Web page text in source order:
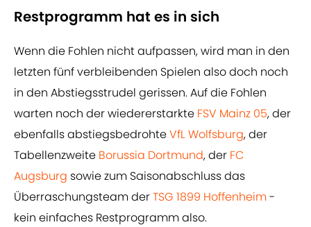
Restprogramm hat es in sich
Wenn die Fohlen nicht aufpassen, wird man in den
letzten fünf verbleibenden Spielen also doch noch
in den Abstiegsstrudel gerissen. Auf die Fohlen
warten noch der wiedererstarkte FSV Mainz 05, der
ebenfalls abstiegsbedrohteVfL Wolfsburg, der
Tabellenzweite Borussia Dortmund, der FC
Augsburg sowie zum Saisonabschluss das
Überraschungsteam derTSG 1899 Hoffenheim-
kein einfaches Restprogramm also.